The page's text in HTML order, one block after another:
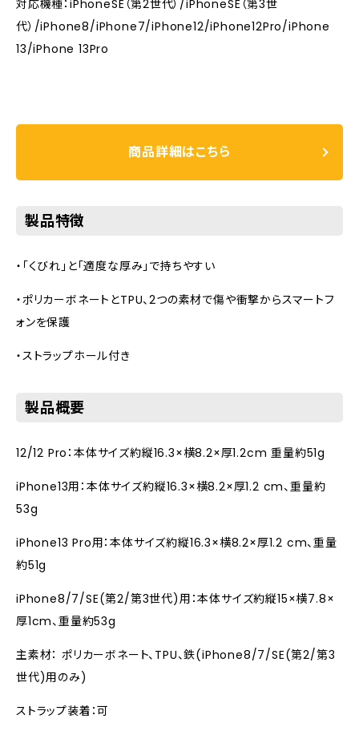
対応機種：iPhoneSE（第2世代）/iPhoneSE（第3世
代）/iPhone8/iPhone7/iPhone12/iPhone12Pro/iPhone
13/iPhone 13Pro
商品詳細はこちら
製品特徴
・「くびれ」と「適度な厚み」で持ちやすい
・ポリカーボネートとTPU、2つの素材で傷や衝撃からスマートフ
ォンを保護
・ストラップホール付き
製品概要
12/12 Pro：本体サイズ約縦16.3×横8.2×厚1.2cm 重量約51g
iPhone13用：本体サイズ約縦16.3×横8.2×厚1.2 cm、重量約
53g
iPhone13 Pro用：本体サイズ約縦16.3×横8.2×厚1.2 cm、重量
約51g
iPhone8/7/SE(第2/第3世代)用：本体サイズ約縦15×横7.8×
厚1cm、重量約53g
主素材： ポリカーボネート、TPU、鉄(iPhone8/7/SE(第2/第3
世代)用のみ)
ストラップ装着：可